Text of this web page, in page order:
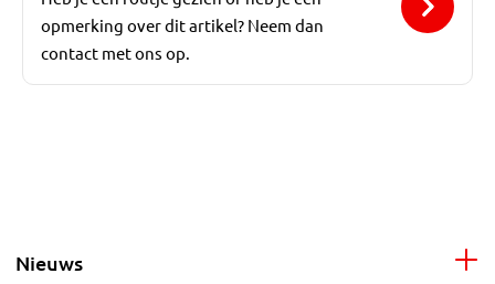
opmerking over dit artikel? Neem dan
contact met ons op.
Nieuws